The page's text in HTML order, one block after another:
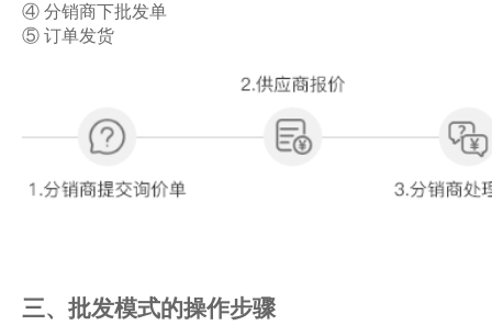
④ 分销商下批发单
⑤ 订单发货
三、批发模式的操作步骤